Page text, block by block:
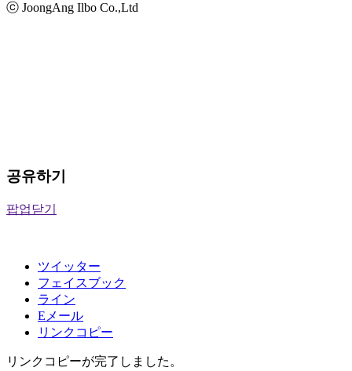
ⓒ JoongAng Ilbo Co.,Ltd
공유하기
팝업닫기
ツイッター
フェイスブック
ライン
Eメール
リンクコピー
リンクコピーが完了しました。